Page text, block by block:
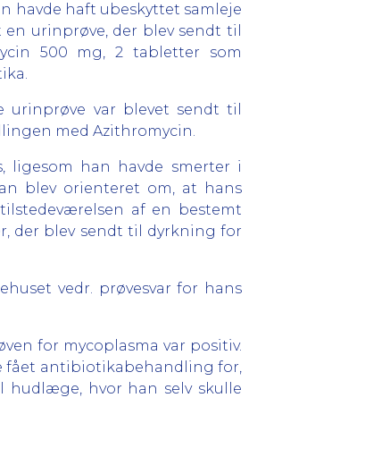
havde haft ubeskyttet samleje
urinprøve, der blev sendt til
500 mg, 2 tabletter som
var blevet sendt til
med Azithromycin.
han havde smerter i
blev orienteret om, at hans
af en bestemt
der blev sendt til dyrkning for
vedr. prøvesvar for hans
for mycoplasma var positiv.
fået antibiotikabehandling for,
hudlæge, hvor han selv skulle